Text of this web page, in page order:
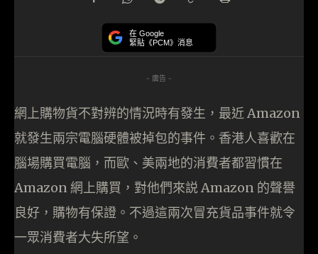
在 Google
緊貼《PCM》消息
- 廣告 -
網上購物貨不對辨的情況時有發生，最近 Amazon
就發生兩宗電腦硬體被掉包的事件。香港人喜歡在
腦場購買電腦，而歐、美兩地的消費者都習慣在
Amazon 網上購買，對他們來説 Amazon 的聲譽
良好，購物有保證。不過這兩次冒充貨品事件就令
一眾消費者大失所望。